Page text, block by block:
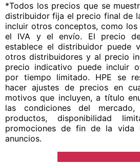
*Todos los precios que se
distribuidor fija el precio final de
incluir otros conceptos, como
el IVA y el envío. El precio
establece el distribuidor puede
otros distribuidores y al precio
precio indicativo puede incluir
por tiempo limitado. HPE se
hacer ajustes de precios en
motivos que incluyen, a título
las condiciones del mercado,
productos, disponibilidad
promociones de fin de la
anuncios.